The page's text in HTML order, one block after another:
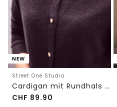
NEW
Street One Studio
Cardigan mit Rundhals und Knöpfen
CHF 89.90